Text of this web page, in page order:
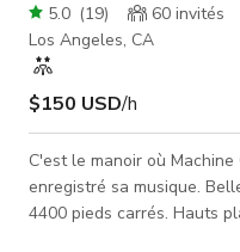
5.0 (19) 60 invités
Los Angeles, CA
$150 USD/h
C'est le manoir où
enregistré sa musique.
4400 pieds carrés. Hauts